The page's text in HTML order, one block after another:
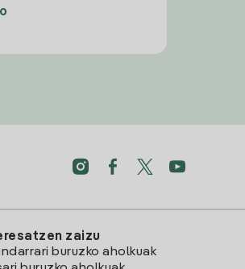
zaizu
buruzko aholkuak